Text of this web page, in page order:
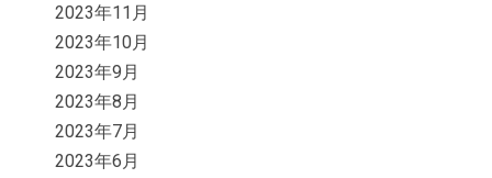
2023年11月
2023年10月
2023年9月
2023年8月
2023年7月
2023年6月